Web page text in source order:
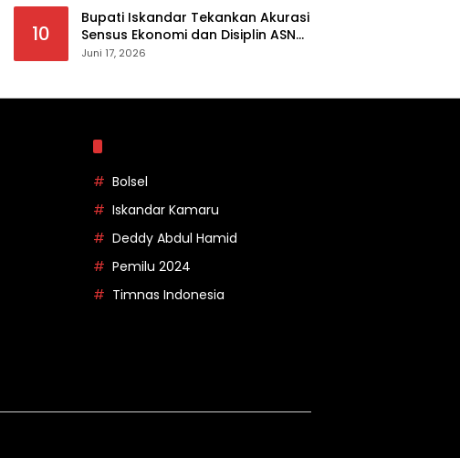
10
Bupati Iskandar Tekankan Akurasi
Sensus Ekonomi dan Disiplin ASN
pada Apel Korpri Pemkab Bolsel
Juni 17, 2026
Bolsel
Iskandar Kamaru
Deddy Abdul Hamid
Pemilu 2024
Timnas Indonesia